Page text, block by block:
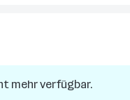
mehr verfügbar.